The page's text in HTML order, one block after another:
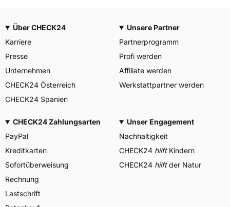
Über CHECK24
Karriere
Presse
Unternehmen
CHECK24 Österreich
CHECK24 Spanien
Unsere Partner
Partnerprogramm
Profi werden
Affiliate werden
Werkstattpartner werden
CHECK24 Zahlungsarten
PayPal
Kreditkarten
Sofortüberweisung
Rechnung
Lastschrift
Unser Engagement
Nachhaltigkeit
CHECK24 hilftKindern
CHECK24 hilftder Natur